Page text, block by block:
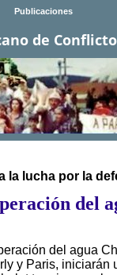
Publicaciones
de
la lucha por la
del
del agua
y Paris, iniciarán